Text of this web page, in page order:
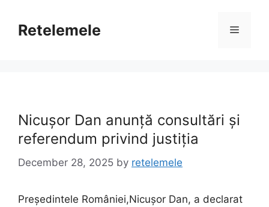
contentRetelemele Menu
Nicușor Dan anunță consultări și
referendum privind justiția
December 28, 2025 by retelemele
Președintele României,Nicușor Dan, a declarat